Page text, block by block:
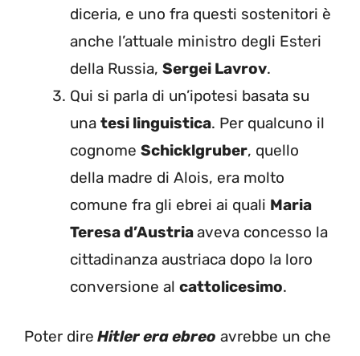
diceria, e uno fra questi sostenitori è
anche l’attuale ministro degli Esteri
della Russia, Sergei Lavrov.
Qui si parla di un’ipotesi basata su
una tesi linguistica. Per qualcuno il
cognome Schicklgruber, quello
della madre di Alois, era molto
comune fra gli ebrei ai quali Maria
Teresa d’Austriaaveva concesso la
cittadinanza austriaca dopo la loro
conversione al cattolicesimo.
Poter dire Hitler era ebreo avrebbe un che